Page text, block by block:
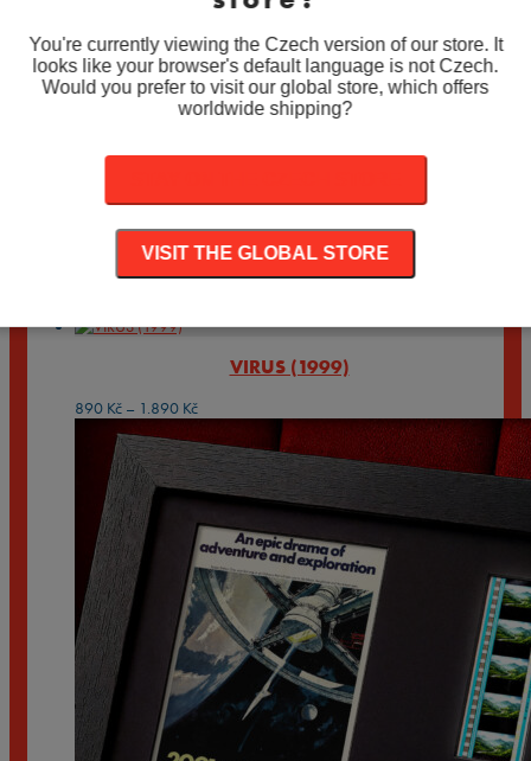
A MIGHTY WIND (2003)
cen:
VIRUS (1999)
890 Kč – 1.890 KčRozpětí
cen:
890 Kč
až
1.890 Kč
You're currently viewing the Czech version of our store. It
looks like your browser's default language is not Czech.
Would you prefer to visit our global store, which offers
worldwide shipping?
VISIT THE GLOBAL STORE